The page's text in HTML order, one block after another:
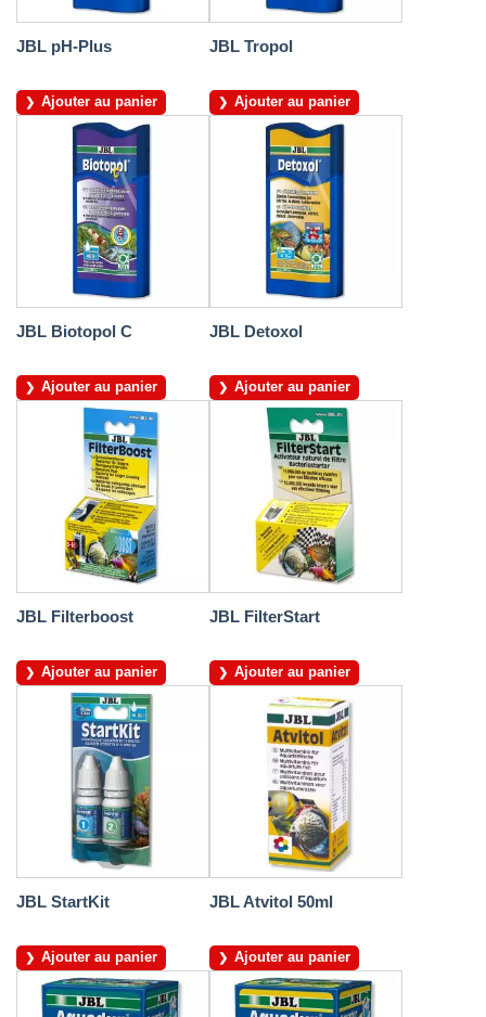
JBL pH-Plus
Ajouter au panier
JBL Tropol
Ajouter au panier
JBL Biotopol C
Ajouter au panier
JBL Detoxol
Ajouter au panier
JBL Filterboost
Ajouter au panier
JBL FilterStart
Ajouter au panier
JBL StartKit
Ajouter au panier
JBL Atvitol 50ml
Ajouter au panier